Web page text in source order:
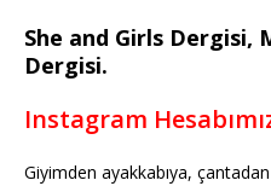
She and Girls Dergisi,
Dergisi.
Instagram
Giyimden ayakkabıya,